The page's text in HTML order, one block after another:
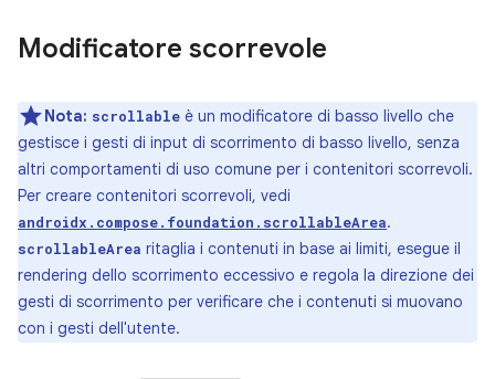
Modificatore scorrevole
Nota: scrollable è un modificatore di basso livello che
gestisce i gesti di input di scorrimento di basso livello, senza
altri comportamenti di uso comune per i contenitori scorrevoli.
Per creare contenitori scorrevoli, vedi
androidx.compose.foundation.scrollableArea.
scrollableArea ritaglia i contenuti in base ai limiti, esegue il
rendering dello scorrimento eccessivo e regola la direzione dei
gesti di scorrimento per verificare che i contenuti si muovano
con i gesti dell'utente.